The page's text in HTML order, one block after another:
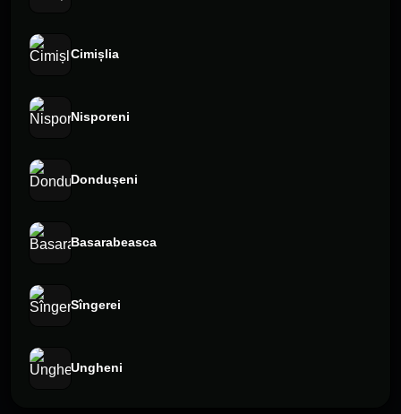
Cimișlia
Nisporeni
Dondușeni
Basarabeasca
Sîngerei
Ungheni